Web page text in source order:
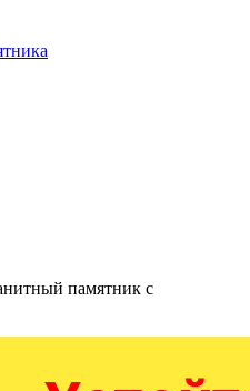
памятник с